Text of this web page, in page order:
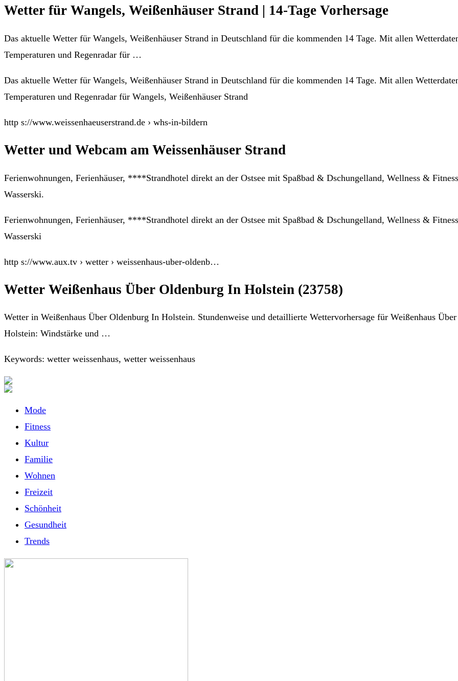
Wetter für Wangels, Weißenhäuser Strand | 14-Tage Vorhersage
Das aktuelle Wetter für Wangels, Weißenhäuser Strand in Deutschland für die kommenden 14 Tage. Mit allen
Temperaturen und Regenradar für …
Das aktuelle Wetter für Wangels, Weißenhäuser Strand in Deutschland für die kommenden 14 Tage. Mit allen
Temperaturen und Regenradar für Wangels, Weißenhäuser Strand
http s://www.weissenhaeuserstrand.de › whs-in-bildern
Wetter und Webcam am Weissenhäuser Strand
Ferienwohnungen, Ferienhäuser, ****Strandhotel direkt an der Ostsee mit Spaßbad & Dschungelland, Wellness &
Wasserski.
Ferienwohnungen, Ferienhäuser, ****Strandhotel direkt an der Ostsee mit Spaßbad & Dschungelland, Wellness &
Wasserski
http s://www.aux.tv › wetter › weissenhaus-uber-oldenb…
Wetter Weißenhaus Über Oldenburg In Holstein (23758)
Wetter in Weißenhaus Über Oldenburg In Holstein. Stundenweise und detaillierte Wettervorhersage für Weißenhaus
Holstein: Windstärke und …
Keywords: wetter weissenhaus, wetter weissenhaus
Mode
Fitness
Kultur
Familie
Wohnen
Freizeit
Schönheit
Gesundheit
Trends